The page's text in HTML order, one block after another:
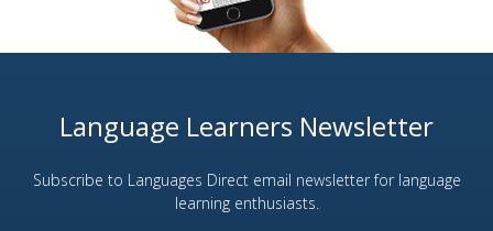
Language Learners Newsletter
Subscribe to Languages Direct email newsletter for language
learning enthusiasts.